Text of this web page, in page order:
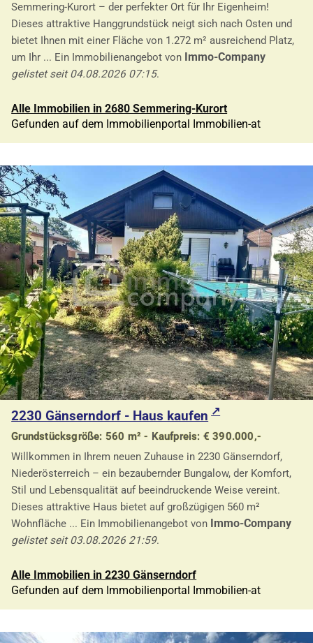
Semmering-Kurort – der perfekter Ort für Ihr Eigenheim!
Dieses attraktive Hanggrundstück neigt sich nach Osten und
bietet Ihnen mit einer Fläche von 1.272 m² ausreichend Platz,
um Ihr ... Ein Immobilienangebot von Immo-Company
gelistet seit 04.08.2026 07:15.
Alle Immobilien in 2680 Semmering-Kurort
Gefunden auf dem Immobilienportal Immobilien-at
2230 Gänserndorf - Haus kaufen
Grundstücksgröße: 560 m² - Kaufpreis: € 390.000,-
Willkommen in Ihrem neuen Zuhause in 2230 Gänserndorf,
Niederösterreich – ein bezaubernder Bungalow, der Komfort,
Stil und Lebensqualität auf beeindruckende Weise vereint.
Dieses attraktive Haus bietet auf großzügigen 560 m²
Wohnfläche ... Ein Immobilienangebot von Immo-Company
gelistet seit 03.08.2026 21:59.
Alle Immobilien in 2230 Gänserndorf
Gefunden auf dem Immobilienportal Immobilien-at